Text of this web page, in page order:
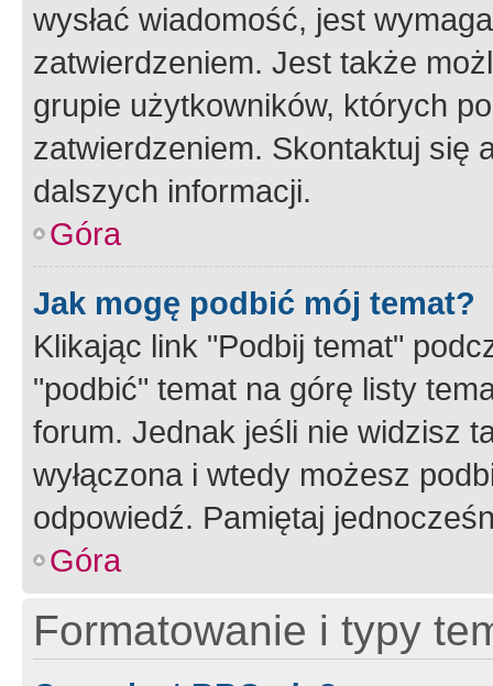
wysłać wiadomość, jest
zatwierdzeniem. Jest także
grupie użytkowników, których
zatwierdzeniem. Skontaktuj się
dalszych informacji.
Góra
Jak mogę podbić mój temat?
Klikając link "Podbij temat"
"podbić" temat na górę listy
forum. Jednak jeśli nie widzisz
wyłączona i wtedy możesz
odpowiedź. Pamiętaj
Góra
Formatowanie i typy